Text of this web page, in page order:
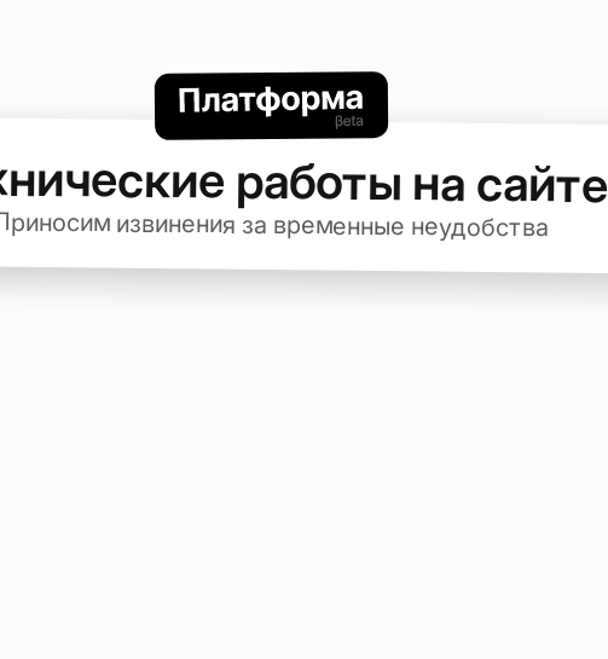
работы на сайте
извинения за временные неудобства